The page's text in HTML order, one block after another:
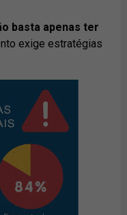
basta apenas ter
exige estratégias